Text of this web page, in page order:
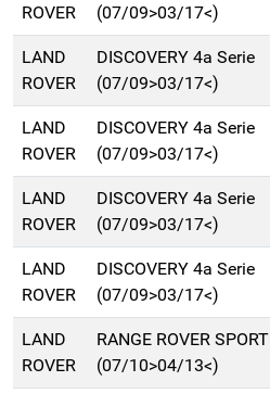
ROVER
(07/09>03/17<)
LAND
ROVER
DISCOVERY 4a Serie
(07/09>03/17<)
LAND
ROVER
DISCOVERY 4a Serie
(07/09>03/17<)
LAND
ROVER
DISCOVERY 4a Serie
(07/09>03/17<)
LAND
ROVER
DISCOVERY 4a Serie
(07/09>03/17<)
LAND
ROVER
RANGE ROVER SPORT
(07/10>04/13<)